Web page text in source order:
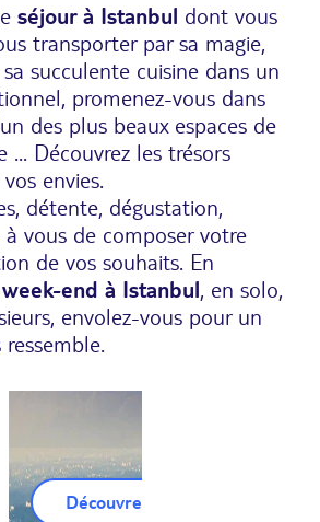
séjour à Istanbul dont vous
transporter par sa magie,
succulente cuisine dans un
promenez-vous dans
des plus beaux espaces de
... Découvrez les trésors
envies.
détente, dégustation,
à vous de composer votre
de vos souhaits. En
week-end à Istanbul, en solo,
envolez-vous pour un
Découvrez nos Circuits Istanbul